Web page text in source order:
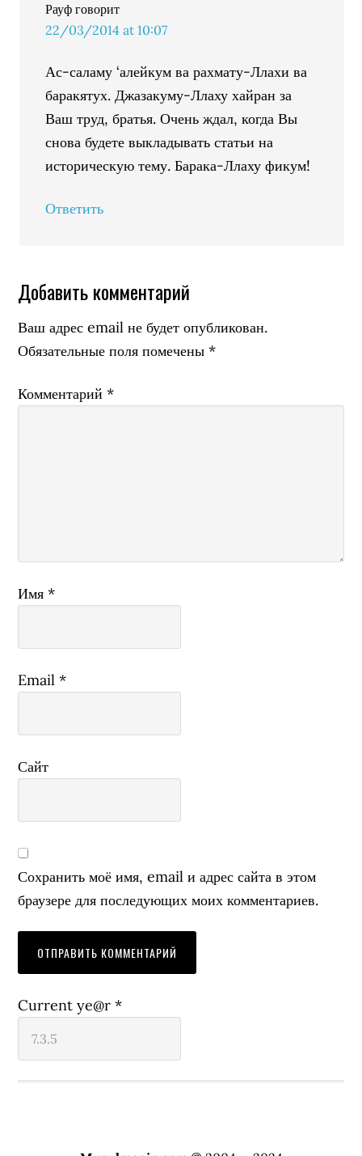
Рауф говорит
22/03/2014 at 10:07
Ас-саламу ‘алейкум ва рахмату-Ллахи ва
баракятух. Джазакуму-Ллаху хайран за
Ваш труд, братья. Очень ждал, когда Вы
снова будете выкладывать статьи на
историческую тему. Барака-Ллаху фикум!
Ответить
Добавить комментарий
Ваш адрес email не будет опубликован.
Обязательные поля помечены*
Комментарий*
Имя*
Email*
Сайт
Сохранить моё имя, email и адрес сайта в этом
браузере для последующих моих комментариев.
Current ye@r*